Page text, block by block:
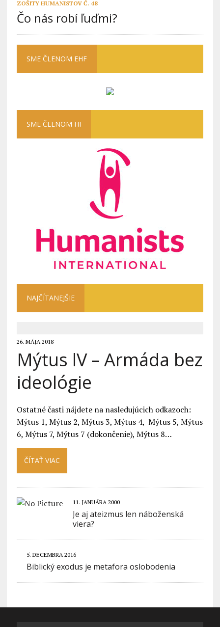
ZOŠITY HUMANISTOV Č. 48
Čo nás robí ľuďmi?
SME ČLENOM EHF
SME ČLENOM HI
NAJČÍTANEJŠIE
26. MÁJA 2018
Mýtus lV – Armáda bez
ideológie
Ostatné časti nájdete na nasledujúcich odkazoch:
Mýtus 1, Mýtus 2, Mýtus 3, Mýtus 4, Mýtus 5, Mýtus
6, Mýtus 7, Mýtus 7 (dokončenie), Mýtus 8…
ČÍTAŤ VIAC
11. JANUÁRA 2000
Je aj ateizmus len náboženská
viera?
5. DECEMBRA 2016
Biblický exodus je metafora oslobodenia